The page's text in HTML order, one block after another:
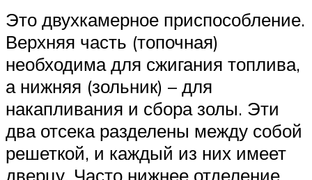
Это двухкамерное приспособление.
Верхняя часть (топочная)
необходима для сжигания топлива,
а нижняя (зольник) – для
накапливания и сбора золы. Эти
два отсека разделены между собой
решеткой, и каждый из них имеет
дверцу. Часто нижнее отделение